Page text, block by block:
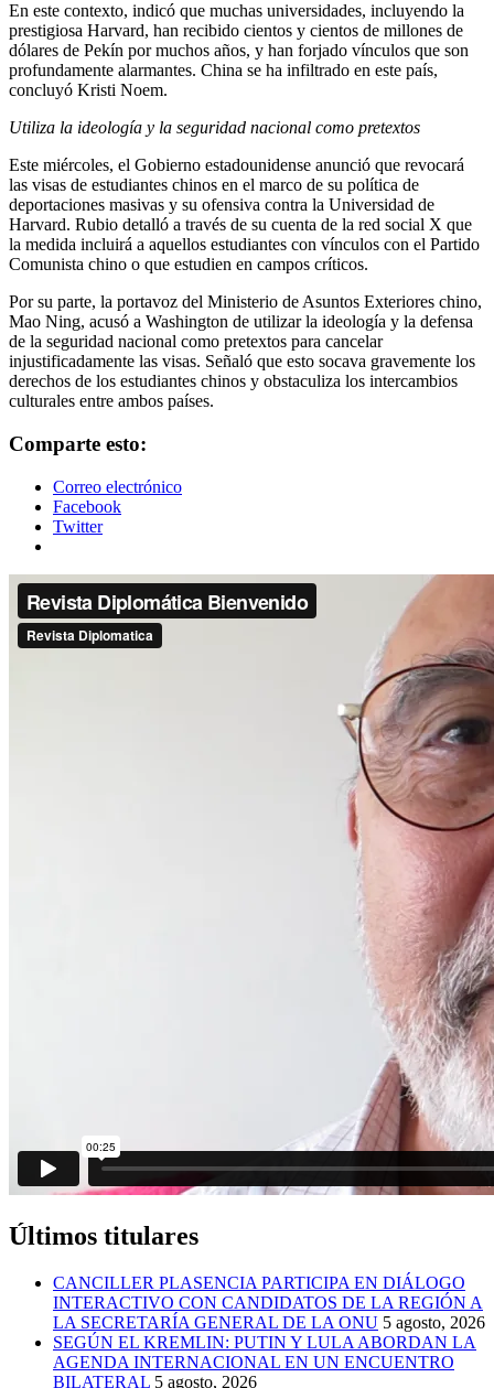
En este contexto, indicó que muchas universidades, incluyendo la
prestigiosa Harvard, han recibido cientos y cientos de millones de
dólares de Pekín por muchos años, y han forjado vínculos que son
profundamente alarmantes. China se ha infiltrado en este país,
concluyó Kristi Noem.
Utiliza la ideología y la seguridad nacional como pretextos
Este miércoles, el Gobierno estadounidense anunció que revocará
las visas de estudiantes chinos en el marco de su política de
deportaciones masivas y su ofensiva contra la Universidad de
Harvard. Rubio detalló a través de su cuenta de la red social X que
la medida incluirá a aquellos estudiantes con vínculos con el Partido
Comunista chino o que estudien en campos críticos.
Por su parte, la portavoz del Ministerio de Asuntos Exteriores chino,
Mao Ning, acusó a Washington de utilizar la ideología y la defensa
de la seguridad nacional como pretextos para cancelar
injustificadamente las visas. Señaló que esto socava gravemente los
derechos de los estudiantes chinos y obstaculiza los intercambios
culturales entre ambos países.
Comparte esto:
Correo electrónico
Facebook
Twitter
Últimos titulares
CANCILLER PLASENCIA PARTICIPA EN DIÁLOGO
INTERACTIVO CON CANDIDATOS DE LA REGIÓN A
LA SECRETARÍA GENERAL DE LA ONU 5 agosto, 2026
SEGÚN EL KREMLIN: PUTIN Y LULA ABORDAN LA
AGENDA INTERNACIONAL EN UN ENCUENTRO
BILATERAL 5 agosto, 2026